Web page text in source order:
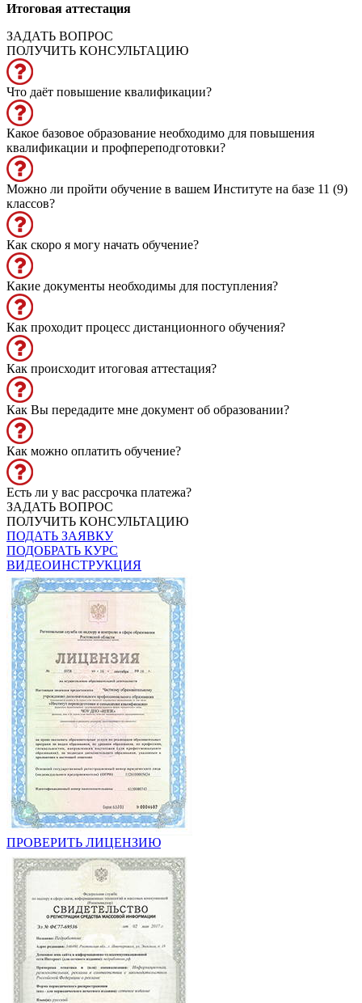
Итоговая аттестация
ЗАДАТЬ ВОПРОС
ПОЛУЧИТЬ КОНСУЛЬТАЦИЮ
Что даёт повышение квалификации?
Какое базовое образование необходимо для повышения
квалификации и профпереподготовки?
Можно ли пройти обучение в вашем Институте на базе 11 (9)
классов?
Как скоро я могу начать обучение?
Какие документы необходимы для поступления?
Как проходит процесс дистанционного обучения?
Как происходит итоговая аттестация?
Как Вы передадите мне документ об образовании?
Как можно оплатить обучение?
Есть ли у вас рассрочка платежа?
ЗАДАТЬ ВОПРОС
ПОЛУЧИТЬ КОНСУЛЬТАЦИЮ
ПОДАТЬ ЗАЯВКУ
ПОДОБРАТЬ КУРС
ВИДЕОИНСТРУКЦИЯ
ПРОВЕРИТЬ ЛИЦЕНЗИЮ